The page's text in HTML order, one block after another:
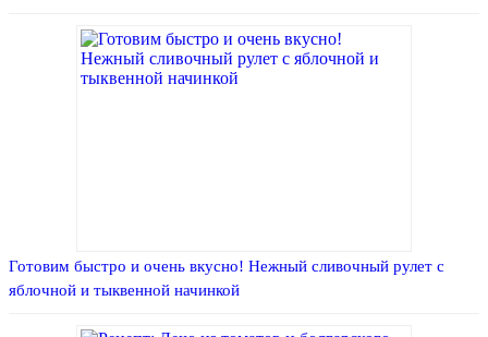
Готовим быстро и очень вкусно! Нежный сливочный рулет с
яблочной и тыквенной начинкой